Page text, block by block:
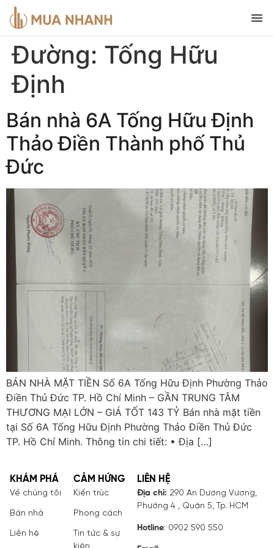
Đường: Tống Hữu
Định
Bán nhà 6A Tống Hữu Định
Thảo Điền Thành phố Thủ
Đức
BÁN NHÀ MẶT TIỀN Số 6A Tống Hữu Định Phường Thảo
Điền Thủ Đức TP. Hồ Chí Minh – GẦN TRUNG TÂM
THƯƠNG MẠI LỚN – GIÁ TỐT 143 TỶ Bán nhà mặt tiền
tại Số 6A Tống Hữu Định Phường Thảo Điền Thủ Đức
TP. Hồ Chí Minh. Thông tin chi tiết: • Địa […]
KHÁM PHÁ
Về chúng tôi
Bán nhà
Liên hệ
CẢM HỨNG
Kiến trúc
Phong cách
Tin tức & sự
LIÊN HỆ
Địa chỉ: 290 An Dương Vương,
Phường 4 , Quận 5, Tp. HCM
Hotline: 0902 590 550